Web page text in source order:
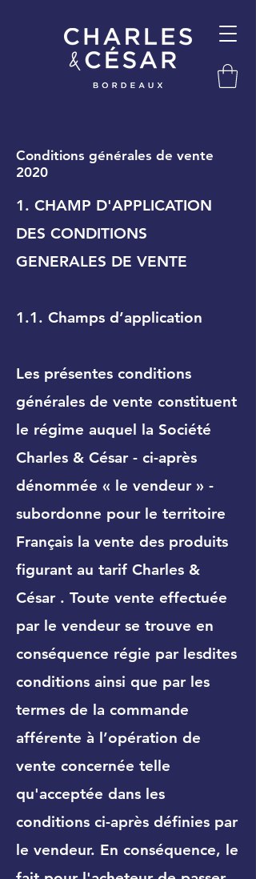
Conditions générales de vente
2020
1. CHAMP D'APPLICATION
DES CONDITIONS
GENERALES DE VENTE
1.1. Champs d’application
Les présentes conditions
générales de vente constituent
le régime auquel la Société
Charles & César - ci-après
dénommée « le vendeur » -
subordonne pour le territoire
Français la vente des produits
figurant au tarif Charles &
César . Toute vente effectuée
par le vendeur se trouve en
conséquence régie par lesdites
conditions ainsi que par les
termes de la commande
afférente à l’opération de
vente concernée telle
qu'acceptée dans les
conditions ci-après définies par
le vendeur. En conséquence, le